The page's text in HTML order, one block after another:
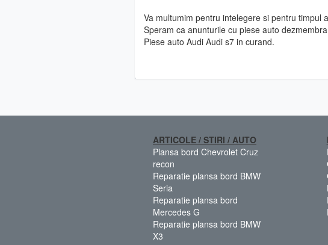
Va multumim pentru intelegere si pentru timpul
Speram ca anunturile cu piese auto
Piese auto Audi Audi s7 in curand.
ARTICOLE / STIRI / AUTO
Plansa bord Chevrolet Cruz
recon
Reparatie plansa bord BMW
Seria
Reparatie plansa bord
Mercedes G
Reparatie plansa bord BMW
X3